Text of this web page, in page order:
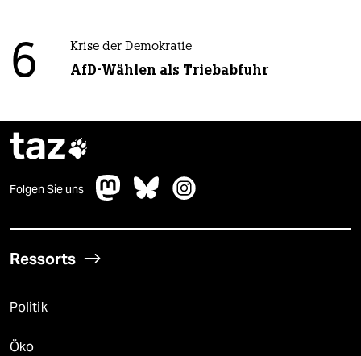
6 Krise der Demokratie
AfD-Wählen als Triebabfuhr
taz
Folgen Sie uns
Ressorts
Politik
Öko